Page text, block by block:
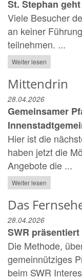
St. Stephan
Viele Besucher
an keiner
teilnehmen. ...
Weiter lesen
Mittendrin
28.04.2026
Gemeinsamer
Hier ist die
haben jetzt die
Angebote die ...
Weiter lesen
Das
28.04.2026
SWR
Die Methode,
gemeinnütziges
beim SWR